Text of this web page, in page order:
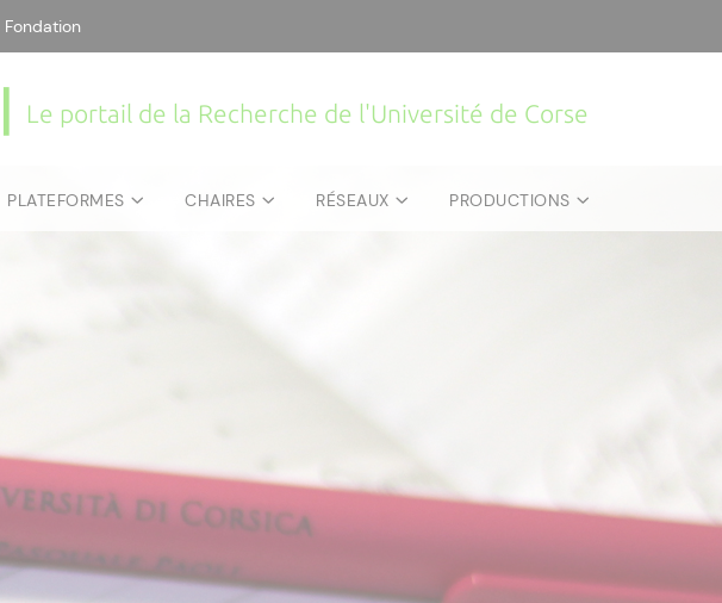
Fondation
Le portail de la Recherche de l'Université de Corse
PLATEFORMES CHAIRES RÉSEAUX PRODUCTIONS